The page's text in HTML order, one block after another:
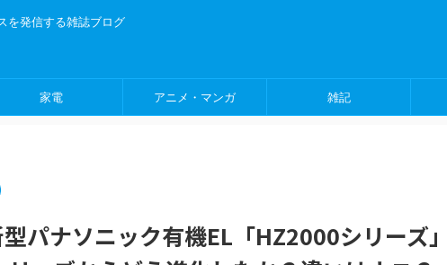
を発信する雑誌ブログ
家電 アニメ・マンガ 雑記
パナソニック有機EL「HZ2000シリーズ」